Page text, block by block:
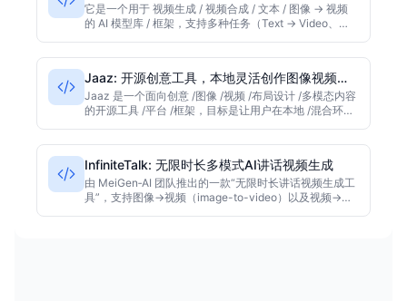
它是一个用于 视频生成 / 视频合成 / 文本 / 图像 → 视频
的 AI 模型库 / 框架，支持多种任务（Text → Video、
Jaaz: 开源创意工具，本地灵活创作图像视频设
计
Jaaz 是一个面向创意 /图像 /视频 /布局设计 /多模态内容
的开源工具 /平台 /框架，目标是让用户在本地 /混合环境
InfiniteTalk: 无限时长多模式AI讲话视频生成
由 MeiGen‑AI 团队推出的一款“无限时长讲话视频生成工
具”，支持图像→视频（image-to-video）以及视频→视